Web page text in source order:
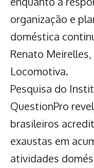
organização e
doméstica
Renato
Locomotiva.
Pesquisa do
QuestionPro
brasileiros
exaustas em
atividades